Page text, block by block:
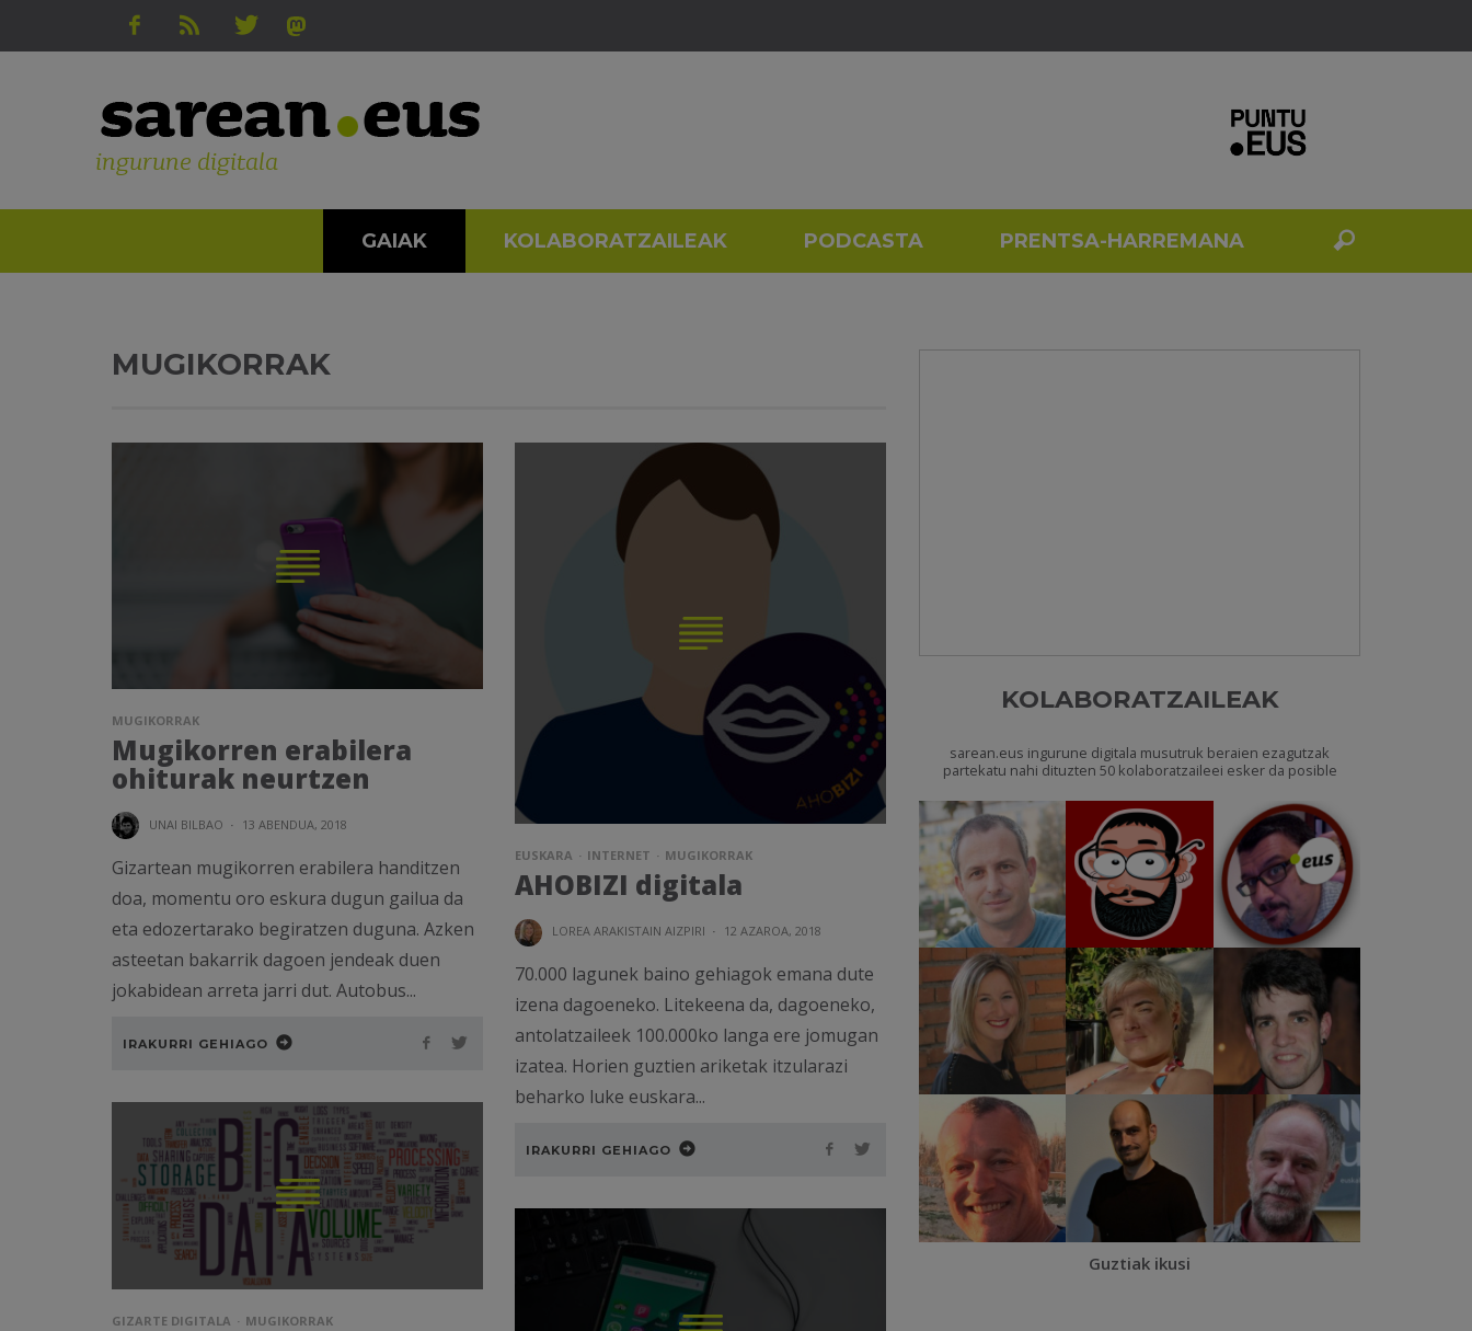
ingurune digitala
GAIAK KOLABORATZAILEAK PODCASTA PRENTSA-HARREMANA
MUGIKORRAK
MUGIKORRAK
Mugikorren erabilera
ohiturak neurtzen
UNAI BILBAO · 13 ABENDUA, 2018
Gizartean mugikorren erabilera handitzen
doa, momentu oro eskura dugun gailua da
eta edozertarako begiratzen duguna. Azken
asteetan bakarrik dagoen jendeak duen
jokabidean arreta jarri dut. Autobus...
IRAKURRI GEHIAGO
EUSKARA INTERNET MUGIKORRAK
AHOBIZI digitala
LOREA ARAKISTAIN AIZPIRI · 12 AZAROA, 2018
70.000 lagunek baino gehiagok emana dute
izena dagoeneko. Litekeena da, dagoeneko,
antolatzaileek 100.000ko langa ere jomugan
izatea. Horien guztien ariketak itzularazi
beharko luke euskara...
IRAKURRI GEHIAGO
GIZARTE DIGITALA MUGIKORRAK
KOLABORATZAILEAK
sarean.eus ingurune digitala musutruk beraien ezagutzak
partekatu nahi dituzten 50 kolaboratzaileei esker da posible
Guztiak ikusi